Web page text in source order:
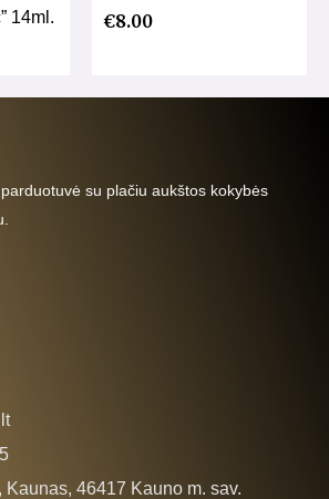
14ml. €8.00
su plačiu aukštos kokybės
Kaunas, 46417 Kauno m. sav.